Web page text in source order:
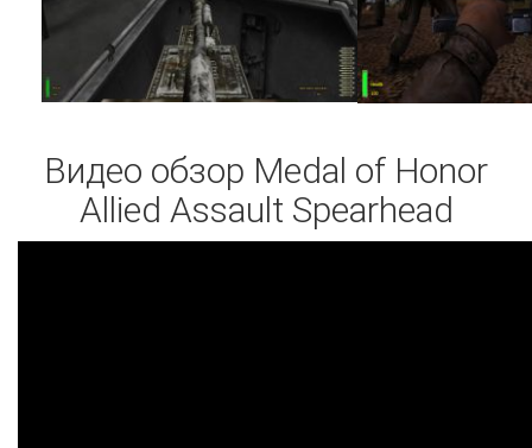
Видео обзор Medal of Honor
Allied Assault Spearhead